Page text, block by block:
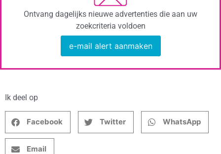
Ontvang dagelijks nieuwe advertenties die aan uw
zoekcriteria voldoen
e-mail alert aanmaken
Ik deel op
Facebook Twitter WhatsApp
Email